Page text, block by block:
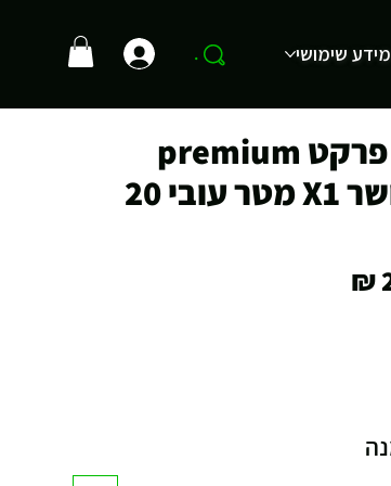
מידע שימושי .
אריח גומי דמוי פרקט premium
מוחלק לחדר כושר X1 מטר עובי 20
מחיר